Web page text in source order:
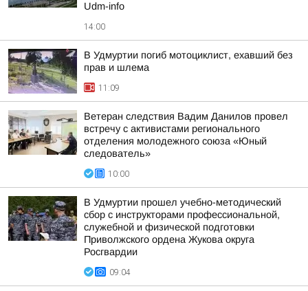
Udm-info
14:00
В Удмуртии погиб мотоциклист, ехавший без
прав и шлема
11:09
Ветеран следствия Вадим Данилов провел
встречу с активистами регионального
отделения молодежного союза «Юный
следователь»
10:00
В Удмуртии прошел учебно-методический
сбор с инструкторами профессиональной,
служебной и физической подготовки
Приволжского ордена Жукова округа
Росгвардии
09:04